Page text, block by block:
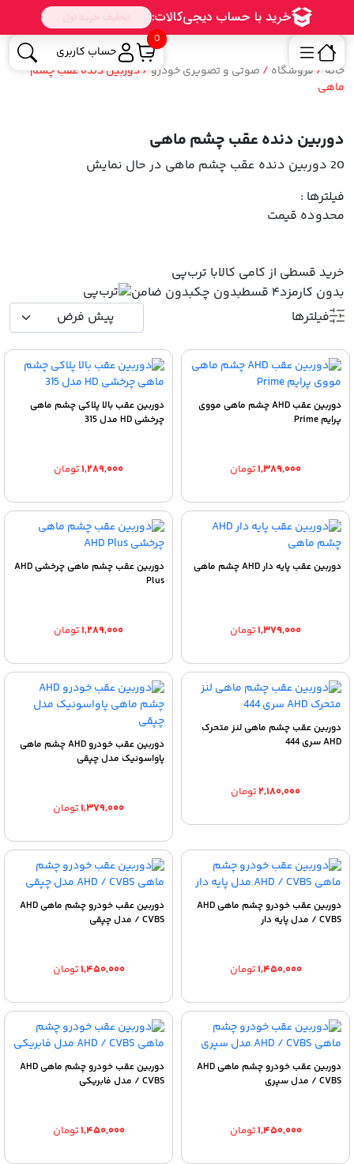
0
حساب کاربری
خانه / فروشگاه / صوتی و تصویری خودرو / دوربین دنده عقب چشم
ماهی
دوربین دنده عقب چشم ماهی
20 دوربین دنده عقب چشم ماهی
در حال نمایش
فیلترها :
محدوده قیمت
خرید قسطی از کامی کالابا ترب‌پی
بدون کارمزد۴ قسط بدون چکبدون ضامن
فیلترها
دوربین عقب AHD چشم ماهی مووی
پرایم Prime
۱,۳۸۹,۰۰۰تومان
دوربین عقب بالا پلاکی چشم ماهی
چرخشی HD مدل 315
۱,۲۸۹,۰۰۰تومان
دوربین عقب پایه دار AHD چشم ماهی
۱,۳۷۹,۰۰۰تومان
دوربین عقب چشم ماهی چرخشی AHD
Plus
۱,۲۸۹,۰۰۰تومان
دوربین عقب چشم ماهی لنز متحرک
AHD سری 444
۲,۱۸۰,۰۰۰تومان
دوربین عقب خودرو AHD چشم ماهی
پاواسونیک مدل چپقی
۱,۳۷۹,۰۰۰تومان
دوربین عقب خودرو چشم ماهی AHD
/ CVBS مدل پایه دار
۱,۴۵۰,۰۰۰تومان
دوربین عقب خودرو چشم ماهی AHD
/ CVBS مدل چپقی
۱,۴۵۰,۰۰۰تومان
دوربین عقب خودرو چشم ماهی AHD
/ CVBS مدل سپری
۱,۴۵۰,۰۰۰تومان
دوربین عقب خودرو چشم ماهی AHD
/ CVBS مدل فابریکی
۱,۴۵۰,۰۰۰تومان